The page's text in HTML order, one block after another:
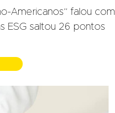
Americanos” falou com
ESG saltou 26 pontos